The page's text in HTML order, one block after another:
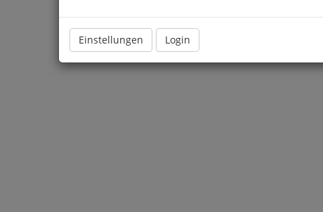
Einstellungen Login